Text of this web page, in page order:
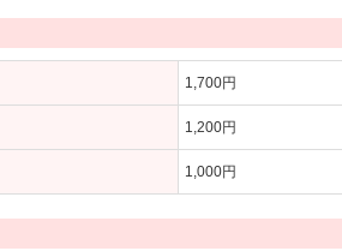
1,700円
1,200円
1,000円